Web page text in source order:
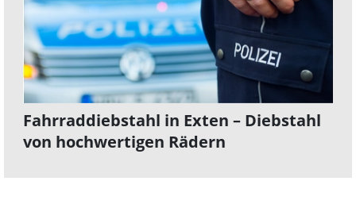
Fahrraddiebstahl in Exten – Diebstahl
von hochwertigen Rädern